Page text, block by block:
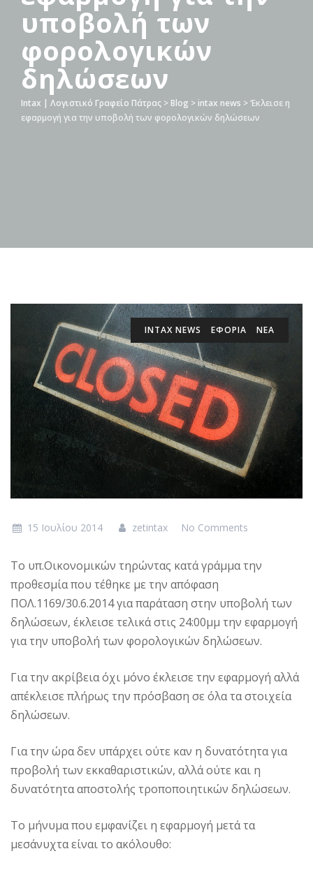
υποβολή των
φορολογικών
δηλώσεων
Intax | Λογιστικό Γραφείο Πάτρας > Blog > intax news >‘Εκλεισε η
εφαρμογή για την υποβολή των φορολογικών δηλώσεων
INTAX NEWS ΕΦΟΡΙΑ ΝΕΑ
15 Ιουλίου 2014 zetintax No Comments
Το υπ.Οικονομικών τηρώντας κατά γράμμα την
προθεσμία που τέθηκε με την απόφαση
ΠΟΛ.1169/30.6.2014 για παράταση στην υποβολή των
δηλώσεων, έκλεισε τελικά στις 24:00μμ την εφαρμογή
για την υποβολή των φορολογικών δηλώσεων.
Για την ακρίβεια όχι μόνο έκλεισε την εφαρμογή αλλά
απέκλεισε πλήρως την πρόσβαση σε όλα τα στοιχεία
δηλώσεων.
Για την ώρα δεν υπάρχει ούτε καν η δυνατότητα για
προβολή των εκκαθαριστικών, αλλά ούτε και η
δυνατότητα αποστολής τροποποιητικών δηλώσεων.
Το μήνυμα που εμφανίζει η εφαρμογή μετά τα
μεσάνυχτα είναι το ακόλουθο: